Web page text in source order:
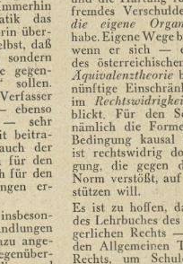
das
über¬
daß
sondern
gegen¬
sollen.
ebenso
— sehr
beitra¬
auch der
für den
für den
er¬
insbeson¬
ange¬
fremdes
die eigene
habe. EigeneWege
wenn er sich —
des
Äquivalenztheorie
nünftige
im
blickt. Für den
nämlich die
Bedingung kausal
ist rechtswidrig
gung, die gegen
Norm verstößt, auf
stützen will.
Es ist zu hoffen,
des Lehrbuches des
gerlichen Rechts
den Allgemeinen
Rechts, um